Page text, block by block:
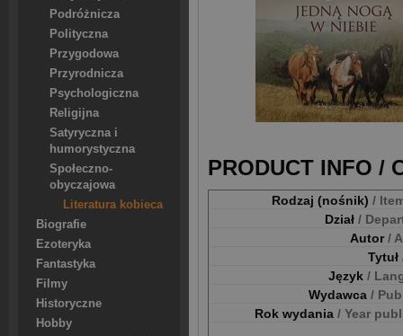
Podróżnicza
Polityczna
Przygodowa
Przyrodnicza
Psychologiczna
Religijna
Satyryczna i
humorystyczna
Społeczno-
obyczajowa
Literatura kobieca
Biografie
Ezoteryka
Fantastyka
Filmy
Historyczne
Hobby
PRODUCT INFO /
Rodzaj (nośnik) /
Dział /
Autor/
Tytuł
Język /
Wydawca /
Rok wydania / Year